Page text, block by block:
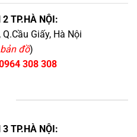
TP.HÀ NỘI:
Giấy, Hà Nội
đồ)
308 308
TP.HÀ NỘI: